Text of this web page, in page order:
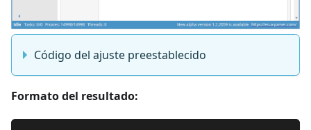
Código del ajuste preestablecido
Formato del resultado: